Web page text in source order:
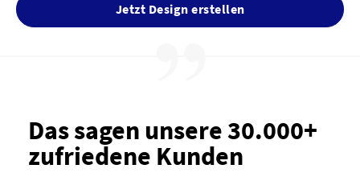
Jetzt Design erstellen
Das sagen unsere 30.000+
zufriedene Kunden